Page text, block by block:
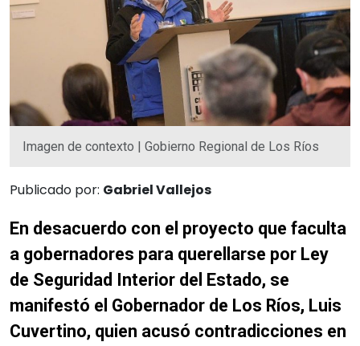
Imagen de contexto | Gobierno Regional de Los Ríos
Publicado por: Gabriel Vallejos
En desacuerdo con el proyecto que faculta
a gobernadores para querellarse por Ley
de Seguridad Interior del Estado, se
manifestó el Gobernador de Los Ríos, Luis
Cuvertino, quien acusó contradicciones en